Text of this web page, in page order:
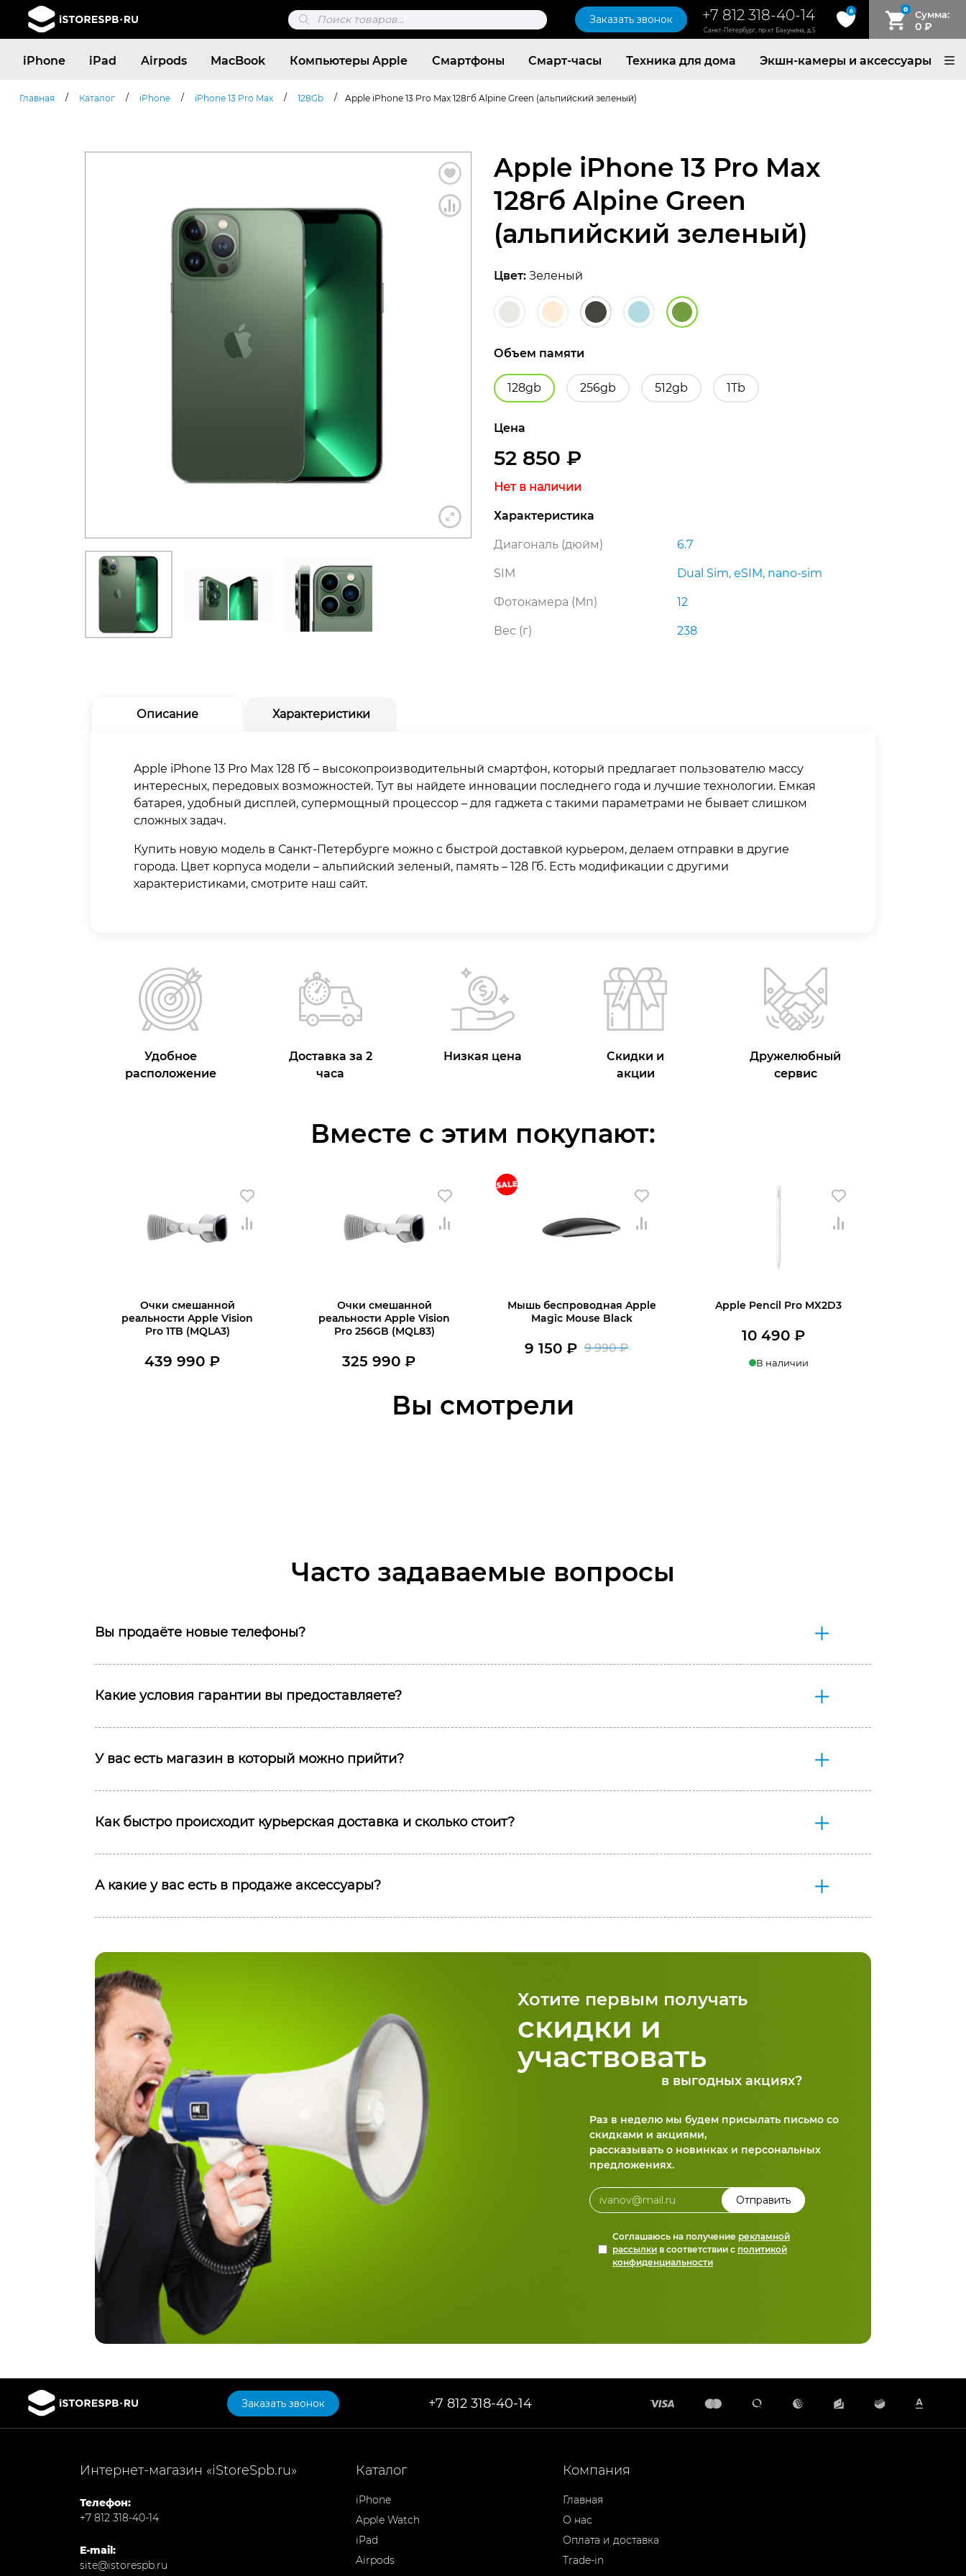
Поиск
товаров
Заказать звонок +7 812 318-40-14
Санкт-Петербург, пр-кт Бакунина, д.5
0 0 Сумма:
0 ₽
iPhone iPad Airpods MacBook Компьютеры Apple Смартфоны Смарт-часы Техника для дома Экшн-камеры и аксессуары
Поиск
товаров
Главная / Каталог / iPhone / iPhone 13 Pro Max / 128Gb / Apple iPhone 13 Pro Max 128гб Alpine Green (альпийский зеленый)
Apple iPhone 13 Pro Max
128гб Alpine Green
(альпийский зеленый)
Цвет: Зеленый
Объем памяти
128gb 256gb 512gb 1Tb
Цена
52 850 ₽
Нет в наличии
Характеристика
Диагональ (дюйм) 6.7
SIM Dual Sim, eSIM, nano-sim
Фотокамера (Мп) 12
Вес (г) 238
Описание Характеристики
Apple iPhone 13 Pro Max 128 Гб – высокопроизводительный смартфон, который предлагает пользователю массу
интересных, передовых возможностей. Тут вы найдете инновации последнего года и лучшие технологии. Емкая
батарея, удобный дисплей, супермощный процессор – для гаджета с такими параметрами не бывает слишком
сложных задач.
Купить новую модель в Санкт-Петербурге можно с быстрой доставкой курьером, делаем отправки в другие
города. Цвет корпуса модели – альпийский зеленый, память – 128 Гб. Есть модификации с другими
характеристиками, смотрите наш сайт.
Удобное
расположение
Доставка за 2
часа
Низкая цена
Скидки и
акции
Дружелюбный
сервис
Вместе с этим покупают:
Очки смешанной
реальности Apple Vision
Pro 1TB (MQLA3)
439 990 ₽
Очки смешанной
реальности Apple Vision
Pro 256GB (MQL83)
325 990₽
Мышь беспроводная Apple
Magic Mouse Black
9 990₽
Первоначальная
9 150 ₽
Apple Pencil Pro MX2D3
10 490 ₽
В наличии
Вы смотрели
Часто задаваемые вопросы
Вы продаёте новые телефоны?
Какие условия гарантии вы предоставляете?
У вас есть магазин в который можно прийти?
Как быстро происходит курьерская доставка и сколько стоит?
А какие у вас есть в продаже аксессуары?
Хотите первым получать
скидки и
участвовать
в выгодных акциях?
Раз в неделю мы будем присылать письмо со
скидками и акциями,
рассказывать о новинках и персональных
предложениях.
Соглашаюсь на получение рекламной
рассылки в соответствии с политикой
конфиденциальности
Заказать звонок +7 812 318-40-14
Интернет-магазин «iStoreSpb.ru»
Телефон:
+7 812 318-40-14
E-mail:
site@istorespb.ru
Каталог
iPhone
Apple Watch
iPad
Airpods
Компания
Главная
О нас
Оплата и доставка
Trade-in
политикой конфиденциальности
+7 812 318-40-14
(c 10:00 до 21:00, без выходных)